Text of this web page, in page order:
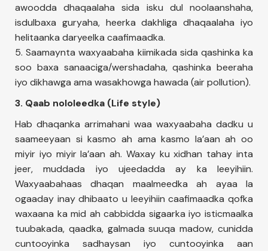
awoodda dhaqaalaha sida isku dul noolaanshaha,
isdulbaxa guryaha, heerka dakhliga dhaqaalaha iyo
helitaanka daryeelka caafimaadka.
5. Saamaynta waxyaabaha kiimikada sida qashinka ka
soo baxa sanaaciga/wershadaha, qashinka beeraha
iyo dikhawga ama wasakhowga hawada (air pollution).
3. Qaab nololeedka (Life style)
Hab dhaqanka arrimahani waa waxyaabaha dadku u
saameeyaan si kasmo ah ama kasmo la’aan ah oo
miyir iyo miyir la’aan ah. Waxay ku xidhan tahay inta
jeer, muddada iyo ujeedadda ay ka leeyihiin.
Waxyaabahaas dhaqan maalmeedka ah ayaa la
ogaaday inay dhibaato u leeyihiin caafimaadka qofka
waxaana ka mid ah cabbidda sigaarka iyo isticmaalka
tuubakada, qaadka, galmada suuqa madow, cunidda
cuntooyinka sadhaysan iyo cuntooyinka aan